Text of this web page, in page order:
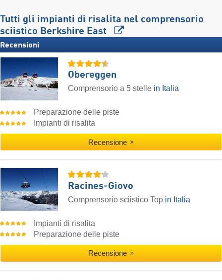
Tutti gli impianti di risalita nel comprensorio
sciistico Berkshire East
Recensioni
Obereggen
Comprensorio a 5 stelle in Italia
Preparazione delle piste
Impianti di risalita
Recensione
Racines-Giovo
Comprensorio sciistico Top in Italia
Impianti di risalita
Preparazione delle piste
Recensione